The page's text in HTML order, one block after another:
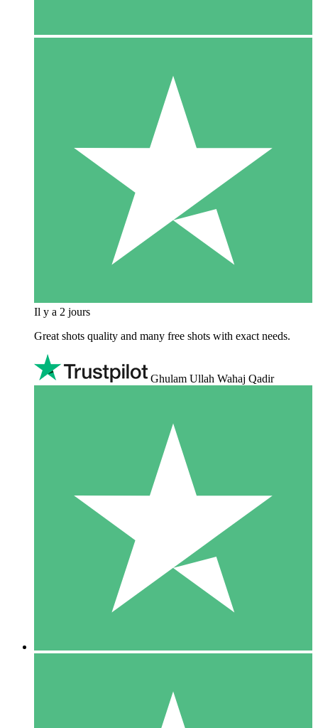
Il y a 2 jours
Great shots quality and many free shots with exact needs.
Ghulam Ullah Wahaj Qadir